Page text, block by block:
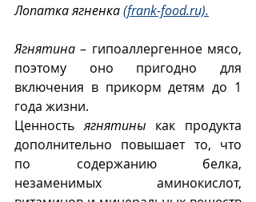
Лопатка ягненка (frank-food.ru).
Ягнятина – гипоаллергенное мясо,
поэтому оно пригодно для
включения в прикорм детям до 1
года жизни.
Ценность ягнятины как продукта
дополнительно повышает то, что
по содержанию белка,
незаменимых аминокислот,